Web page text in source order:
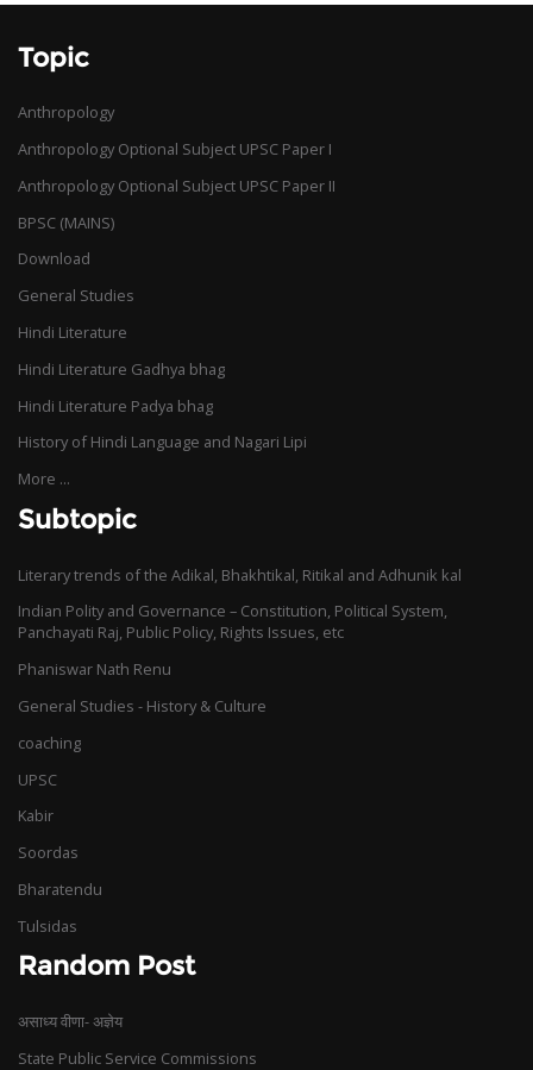
Topic
Anthropology
Anthropology Optional Subject UPSC Paper I
Anthropology Optional Subject UPSC Paper II
BPSC (MAINS)
Download
General Studies
Hindi Literature
Hindi Literature Gadhya bhag
Hindi Literature Padya bhag
History of Hindi Language and Nagari Lipi
More ...
Subtopic
Literary trends of the Adikal, Bhakhtikal, Ritikal and Adhunik kal
Indian Polity and Governance – Constitution, Political System,
Panchayati Raj, Public Policy, Rights Issues, etc
Phaniswar Nath Renu
General Studies - History & Culture
coaching
UPSC
Kabir
Soordas
Bharatendu
Tulsidas
Random Post
असाध्य वीणा- अज्ञेय
State Public Service Commissions